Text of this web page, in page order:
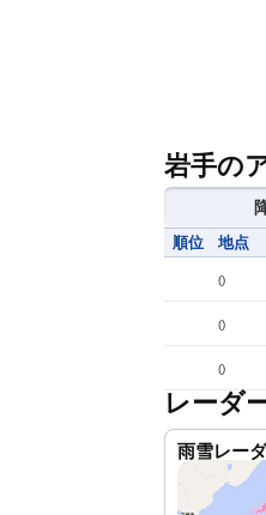
岩手の
順位 地点
()
()
()
レーダ
雨雪レー